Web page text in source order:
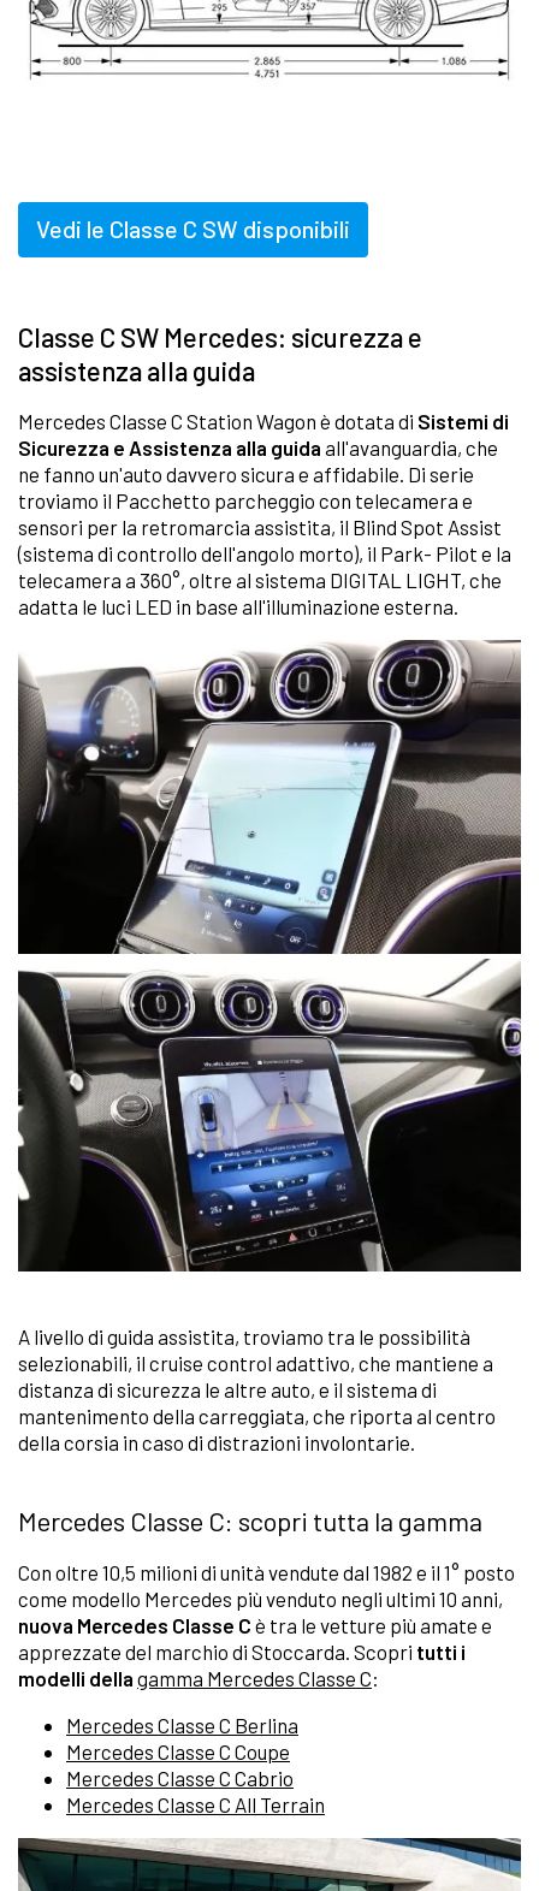
Vedi le Classe C SW disponibili
Classe C SW Mercedes: sicurezza e
assistenza alla guida
Mercedes Classe C Station Wagon è dotata di Sistemi di
Sicurezza e Assistenza alla guida all'avanguardia, che
ne fanno un'auto davvero sicura e affidabile. Di serie
troviamo il Pacchetto parcheggio con telecamera e
sensori per la retromarcia assistita, il Blind Spot Assist
(sistema di controllo dell'angolo morto), il Park- Pilot e la
telecamera a 360°, oltre al sistema DIGITAL LIGHT, che
adatta le luci LED in base all'illuminazione esterna.
A livello di guida assistita, troviamo tra le possibilità
selezionabili, il cruise control adattivo, che mantiene a
distanza di sicurezza le altre auto, e il sistema di
mantenimento della carreggiata, che riporta al centro
della corsia in caso di distrazioni involontarie.
Mercedes Classe C: scopri tutta la gamma
Con oltre 10,5 milioni di unità vendute dal 1982 e il 1° posto
come modello Mercedes più venduto negli ultimi 10 anni,
nuova Mercedes Classe C è tra le vetture più amate e
apprezzate del marchio di Stoccarda. Scopri tutti i
modelli della gamma Mercedes Classe C:
Mercedes Classe C Berlina
Mercedes Classe C Coupe
Mercedes Classe C Cabrio
Mercedes Classe C All Terrain